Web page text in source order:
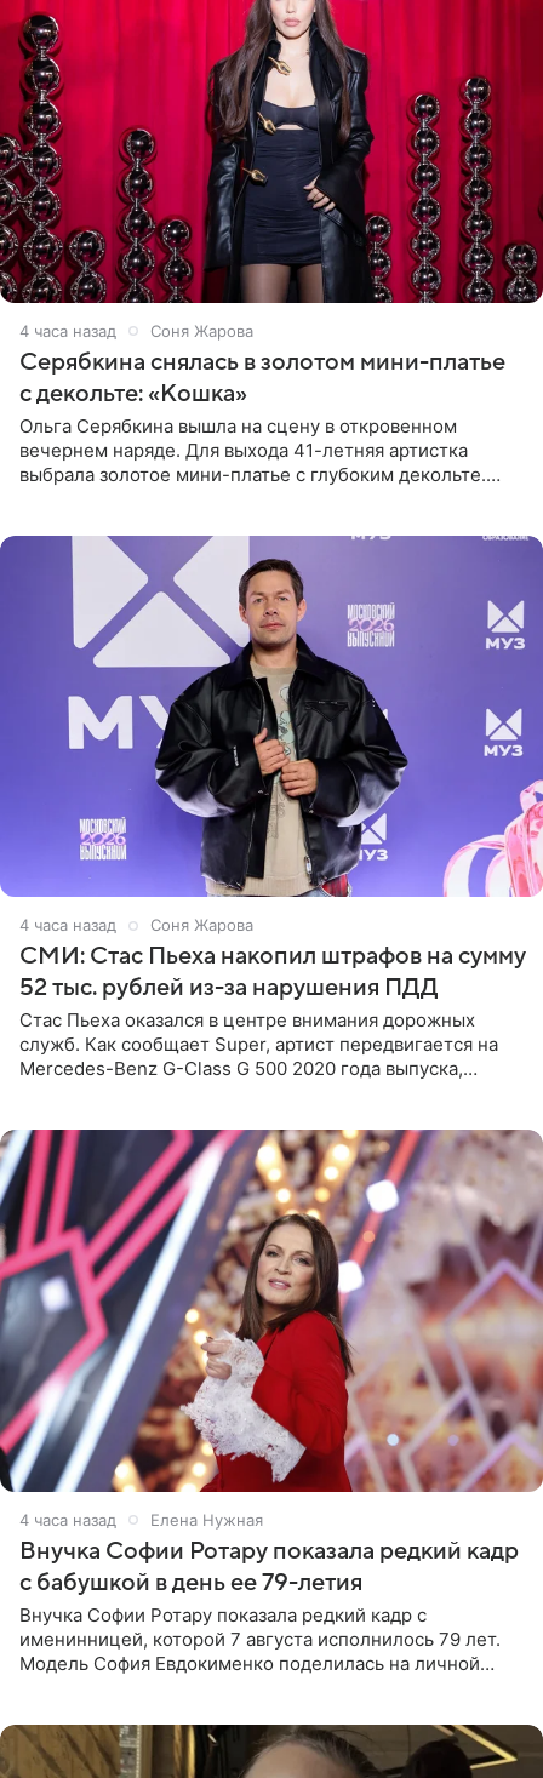
4 часа назад Соня Жарова
Серябкина снялась в золотом мини-платье
с декольте: «Кошка»
Ольга Серябкина вышла на сцену в откровенном
вечернем наряде. Для выхода 41-летняя артистка
выбрала золотое мини-платье с глубоким декольте.
4 часа назад Соня Жарова
СМИ: Стас Пьеха накопил штрафов на сумму
52 тыс. рублей из-за нарушения ПДД
Стас Пьеха оказался в центре внимания дорожных
служб. Как сообщает Super, артист передвигается на
Mercedes-Benz G-Class G 500 2020 года выпуска,
4 часа назад Елена Нужная
Внучка Софии Ротару показала редкий кадр
с бабушкой в день ее 79-летия
Внучка Софии Ротару показала редкий кадр с
именинницей, которой 7 августа исполнилось 79 лет.
Модель София Евдокименко поделилась на личной